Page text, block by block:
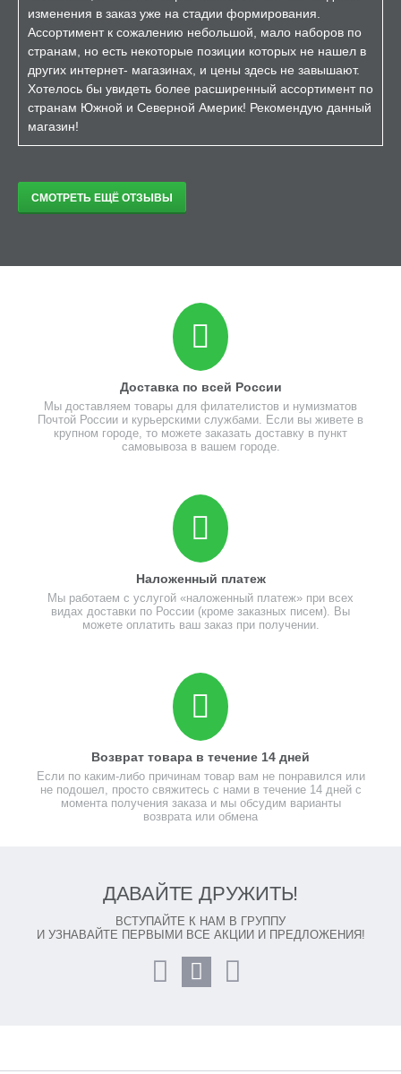
изменения в заказ уже на стадии формирования.
Ассортимент к сожалению небольшой, мало наборов по
странам, но есть некоторые позиции которых не нашел в
других интернет- магазинах, и цены здесь не завышают.
Хотелось бы увидеть более расширенный ассортимент по
странам Южной и Северной Америк! Рекомендую данный
магазин!
СМОТРЕТЬ ЕЩЁ ОТЗЫВЫ
Доставка по всей России
Мы доставляем товары для филателистов и нумизматов
Почтой России и курьерскими службами. Если вы живете в
крупном городе, то можете заказать доставку в пункт
самовывоза в вашем городе.
Наложенный платеж
Мы работаем с услугой «наложенный платеж» при всех
видах доставки по России (кроме заказных писем). Вы
можете оплатить ваш заказ при получении.
Возврат товара в течение 14 дней
Если по каким-либо причинам товар вам не понравился или
не подошел, просто свяжитесь с нами в течение 14 дней с
момента получения заказа и мы обсудим варианты
возврата или обмена
ДАВАЙТЕ ДРУЖИТЬ!
ВСТУПАЙТЕ К НАМ В ГРУППУ
И УЗНАВАЙТЕ ПЕРВЫМИ ВСЕ АКЦИИ И ПРЕДЛОЖЕНИЯ!